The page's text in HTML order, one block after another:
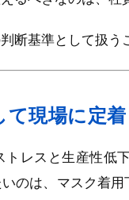
断基準として扱
て現場に定
トレスと生産性低
のは、マスク着